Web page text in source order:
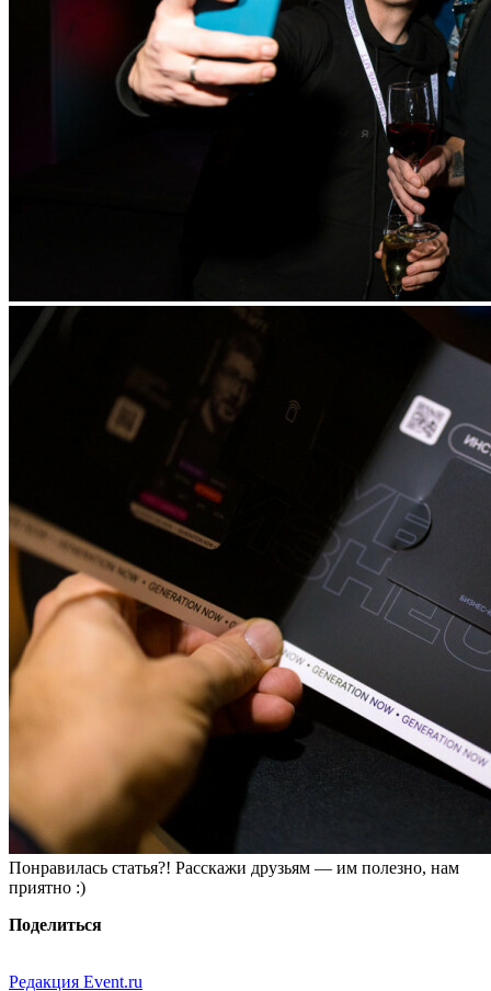
Понравилась статья?! Расскажи друзьям — им полезно, нам
приятно :)
Поделиться
Редакция Event.ru